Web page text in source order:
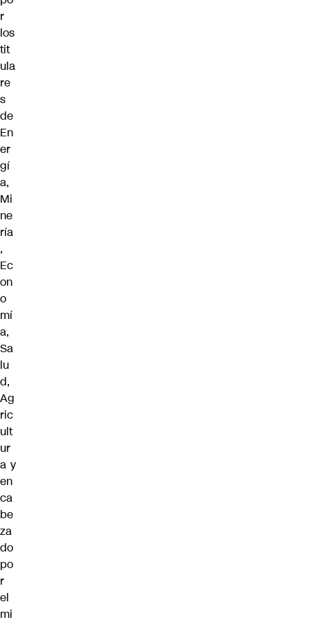
r
los
tit
ula
re
s
de
En
er
gí
a,
Mi
ne
ría
,
Ec
on
o
mí
a,
Sa
lu
d,
Ag
ric
ult
ur
a y
en
ca
be
za
do
po
r
el
mi